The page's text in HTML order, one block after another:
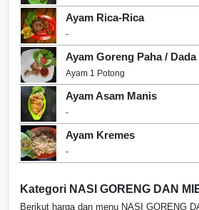
Ayam Rica-Rica
-
Ayam Goreng Paha / Dada
Ayam 1 Potong
Ayam Asam Manis
-
Ayam Kremes
-
Kategori NASI GORENG DAN
Berikut harga dan menu NASI GORENG